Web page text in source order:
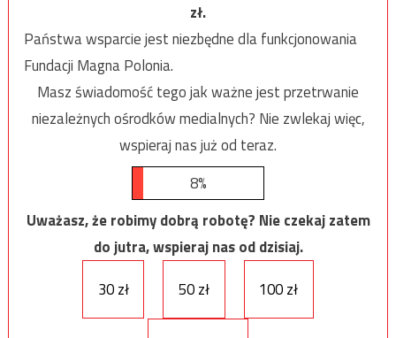
zł.
Państwa wsparcie jest niezbędne dla funkcjonowania
Fundacji Magna Polonia.
Masz świadomość tego jak ważne jest przetrwanie
niezależnych ośrodków medialnych? Nie zwlekaj więc,
wspieraj nas już od teraz.
8%
Uważasz, że robimy dobrą robotę? Nie czekaj zatem
do jutra, wspieraj nas od dzisiaj.
30 zł
50 zł 100 zł